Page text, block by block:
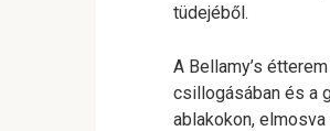
tüdejéből.
A Bellamy’s
csillogásában és a
ablakokon,